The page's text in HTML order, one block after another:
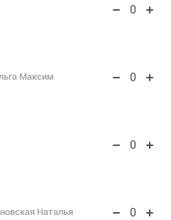
0
Максим 0
0
Наталья 0